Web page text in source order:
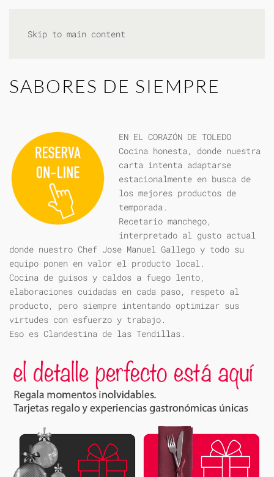
Skip to main content
SABORES DE SIEMPRE
EN EL CORAZÓN DE TOLEDO
Cocina honesta, donde nuestra
carta intenta adaptarse
estacionalmente en busca de
los mejores productos de
temporada.
Recetario manchego,
interpretado al gusto actual
donde nuestro Chef Jose Manuel Gallego y todo su
equipo ponen en valor el producto local.
Cocina de guisos y caldos a fuego lento,
elaboraciones cuidadas en cada paso, respeto al
producto, pero siempre intentando optimizar sus
virtudes con esfuerzo y trabajo.
Eso es Clandestina de las Tendillas.